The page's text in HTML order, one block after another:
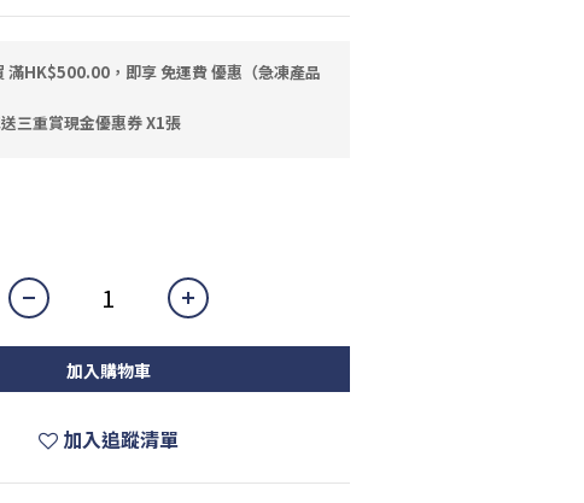
滿HK$500.00，即享 免運費 優惠（急凍產品
三重賞現金優惠券 X1張
加入購物車
加入追蹤清單